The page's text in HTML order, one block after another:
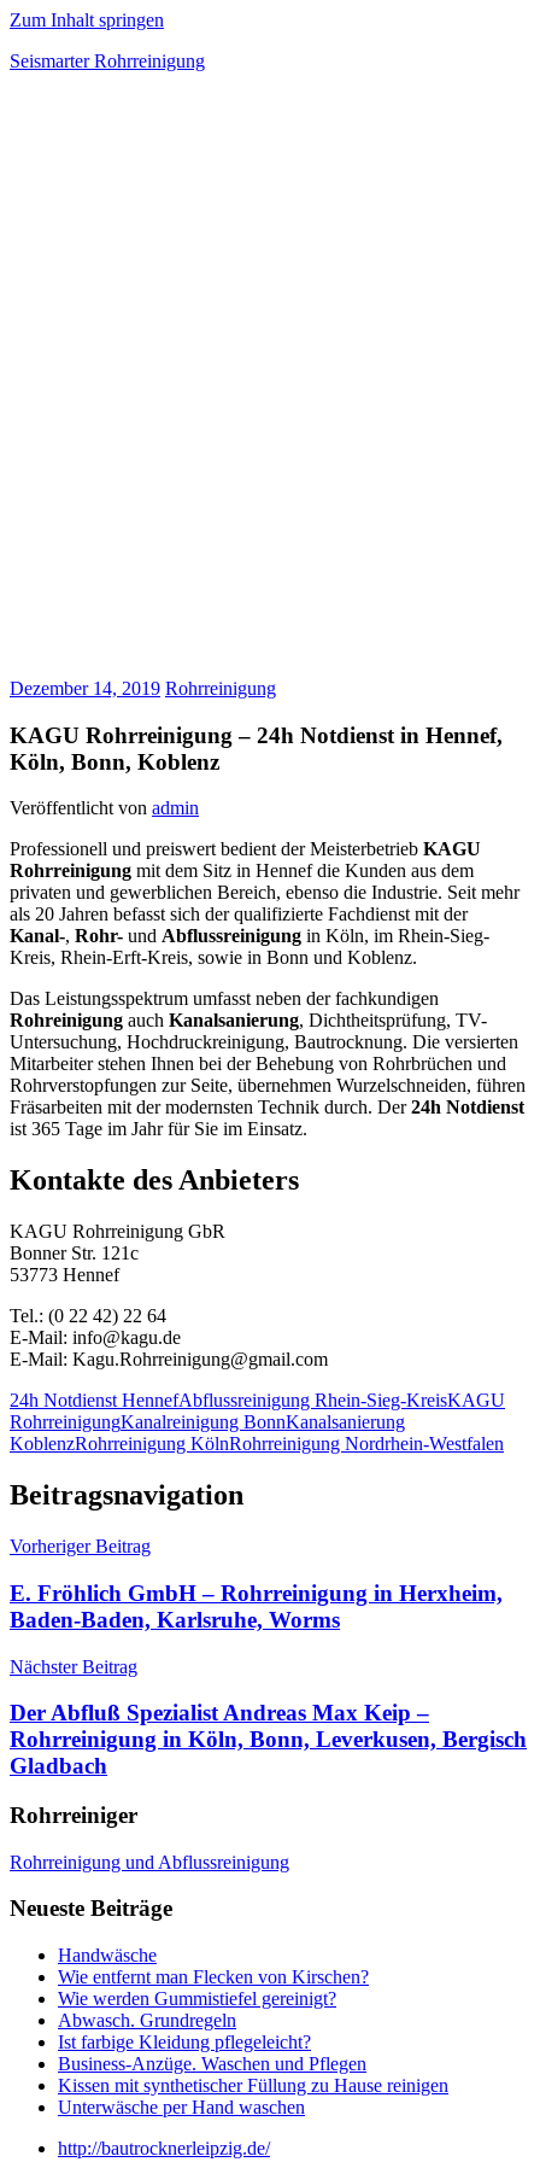
Zum Inhalt springen
Seismarter Rohrreinigung
Dezember 14, 2019 Rohrreinigung
KAGU Rohrreinigung – 24h Notdienst in Hennef,
Köln, Bonn, Koblenz
Veröffentlicht von admin
Professionell und preiswert bedient der Meisterbetrieb KAGU
Rohrreinigung mit dem Sitz in Hennef die Kunden aus dem
privaten und gewerblichen Bereich, ebenso die Industrie. Seit mehr
als 20 Jahren befasst sich der qualifizierte Fachdienst mit der
Kanal-, Rohr- und Abflussreinigung in Köln, im Rhein-Sieg-
Kreis, Rhein-Erft-Kreis, sowie in Bonn und Koblenz.
Das Leistungsspektrum umfasst neben der fachkundigen
Rohreinigung auch Kanalsanierung, Dichtheitsprüfung, TV-
Untersuchung, Hochdruckreinigung, Bautrocknung. Die versierten
Mitarbeiter stehen Ihnen bei der Behebung von Rohrbrüchen und
Rohrverstopfungen zur Seite, übernehmen Wurzelschneiden, führen
Fräsarbeiten mit der modernsten Technik durch. Der24h Notdienst
ist 365 Tage im Jahr für Sie im Einsatz.
Kontakte des Anbieters
KAGU Rohrreinigung GbR
Bonner Str. 121c
53773 Hennef
Tel.: (0 22 42) 22 64
E-Mail: info@kagu.de
E-Mail: Kagu.Rohrreinigung@gmail.com
24h Notdienst HennefAbflussreinigung Rhein-Sieg-KreisKAGU
RohrreinigungKanalreinigung BonnKanalsanierung
KoblenzRohrreinigung KölnRohrreinigung Nordrhein-Westfalen
Beitragsnavigation
Vorheriger Beitrag
E. Fröhlich GmbH – Rohrreinigung in Herxheim,
Baden-Baden, Karlsruhe, Worms
Nächster Beitrag
Der Abfluß Spezialist Andreas Max Keip –
Rohrreinigung in Köln, Bonn, Leverkusen, Bergisch
Gladbach
Rohrreiniger
Rohrreinigung und Abflussreinigung
Neueste Beiträge
Handwäsche
Wie entfernt man Flecken von Kirschen?
Wie werden Gummistiefel gereinigt?
Abwasch. Grundregeln
Ist farbige Kleidung pflegeleicht?
Business-Anzüge. Waschen und Pflegen
Kissen mit synthetischer Füllung zu Hause reinigen
Unterwäsche per Hand waschen
http://bautrocknerleipzig.de/